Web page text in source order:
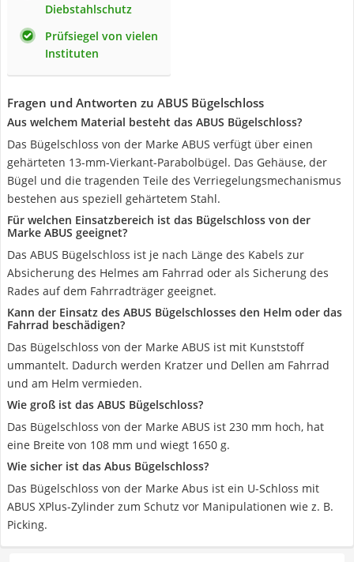
Diebstahlschutz
Prüfsiegel von vielen
Instituten
Fragen und Antworten zu ABUS Bügelschloss
Aus welchem Material besteht das ABUS Bügelschloss?
Das Bügelschloss von der Marke ABUS verfügt über einen
gehärteten 13-mm-Vierkant-Parabolbügel. Das Gehäuse, der
Bügel und die tragenden Teile des Verriegelungsmechanismus
bestehen aus speziell gehärtetem Stahl.
Für welchen Einsatzbereich ist das Bügelschloss von der
Marke ABUS geeignet?
Das ABUS Bügelschloss ist je nach Länge des Kabels zur
Absicherung des Helmes am Fahrrad oder als Sicherung des
Rades auf dem Fahrradträger geeignet.
Kann der Einsatz des ABUS Bügelschlosses den Helm oder das
Fahrrad beschädigen?
Das Bügelschloss von der Marke ABUS ist mit Kunststoff
ummantelt. Dadurch werden Kratzer und Dellen am Fahrrad
und am Helm vermieden.
Wie groß ist das ABUS Bügelschloss?
Das Bügelschloss von der Marke ABUS ist 230 mm hoch, hat
eine Breite von 108 mm und wiegt 1650 g.
Wie sicher ist das Abus Bügelschloss?
Das Bügelschloss von der Marke Abus ist ein U-Schloss mit
ABUS XPlus-Zylinder zum Schutz vor Manipulationen wie z. B.
Picking.